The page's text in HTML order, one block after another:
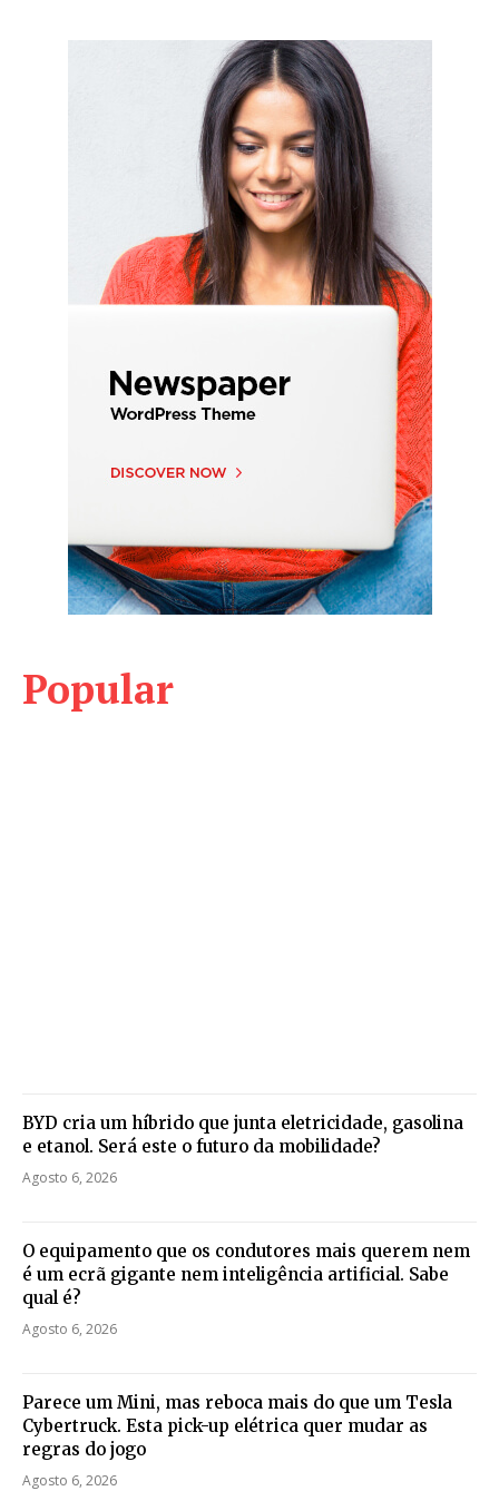
Popular
BYD cria um híbrido que junta eletricidade, gasolina
e etanol. Será este o futuro da mobilidade?
Agosto 6, 2026
O equipamento que os condutores mais querem nem
é um ecrã gigante nem inteligência artificial. Sabe
qual é?
Agosto 6, 2026
Parece um Mini, mas reboca mais do que um Tesla
Cybertruck. Esta pick-up elétrica quer mudar as
regras do jogo
Agosto 6, 2026